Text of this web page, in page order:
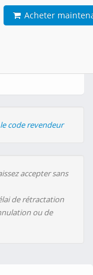
Acheter
code revendeur
accepter sans
de rétractation
ou de